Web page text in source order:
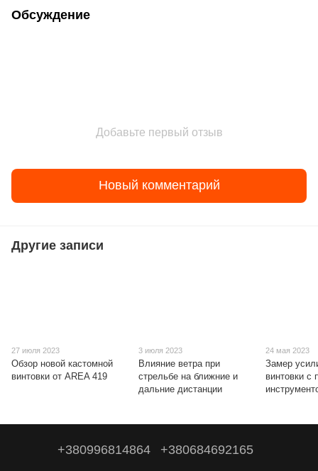
Обсуждение
Добавьте первый отзыв
Новый комментарий
Другие записи
27 июля 2023
Обзор новой кастомной
винтовки от AREA 419
3 июля 2023
Влияние ветра при
стрельбе на ближние и
дальние дистанции
24 мая 2023
Замер
винтовки
+380996814864 +380684692165